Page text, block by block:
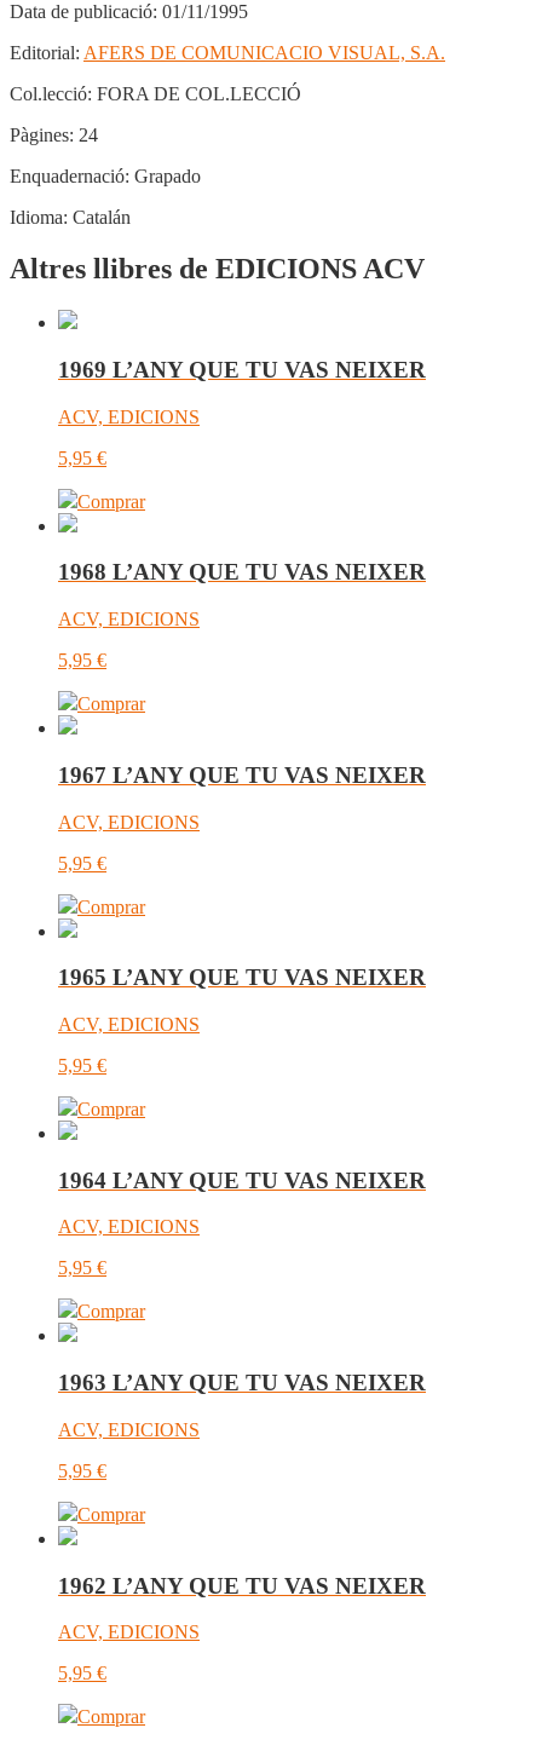
Data de publicació: 01/11/1995
Editorial: AFERS DE COMUNICACIO VISUAL, S.A.
Col.lecció: FORA DE COL.LECCIÓ
Pàgines: 24
Enquadernació: Grapado
Idioma: Catalán
Altres llibres de EDICIONS ACV
1969 L’ANY QUE TU VAS NEIXER
ACV, EDICIONS
5,95 €
Comprar
1968 L’ANY QUE TU VAS NEIXER
ACV, EDICIONS
5,95 €
Comprar
1967 L’ANY QUE TU VAS NEIXER
ACV, EDICIONS
5,95 €
Comprar
1965 L’ANY QUE TU VAS NEIXER
ACV, EDICIONS
5,95 €
Comprar
1964 L’ANY QUE TU VAS NEIXER
ACV, EDICIONS
5,95 €
Comprar
1963 L’ANY QUE TU VAS NEIXER
ACV, EDICIONS
5,95 €
Comprar
1962 L’ANY QUE TU VAS NEIXER
ACV, EDICIONS
5,95 €
Comprar